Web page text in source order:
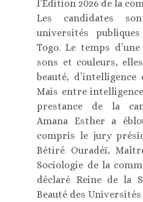
l’Edition 2026 de la
Les candidates
universités
Togo. Le temps
sons et couleurs,
beauté,
Mais entre
prestance de la
Amana Esther a
compris le jury
Bétiré Ouradéï,
Sociologie de la
déclaré Reine de la
Beauté des Universités